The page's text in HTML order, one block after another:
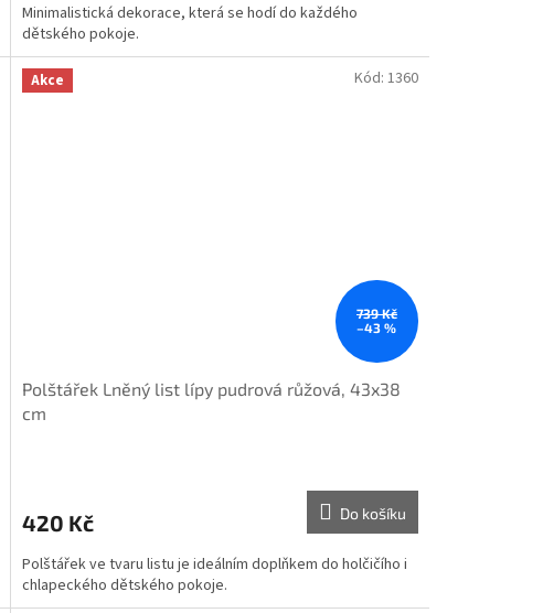
Minimalistická dekorace, která se hodí do každého
dětského pokoje.
Akce
739 Kč
–43 %
Polštářek Lněný list lípy pudrová růžová, 43x38
cm
420 Kč Do košíku
Polštářek ve tvaru listu je ideálním doplňkem do holčičího i
chlapeckého dětského pokoje.
Kód: 1360